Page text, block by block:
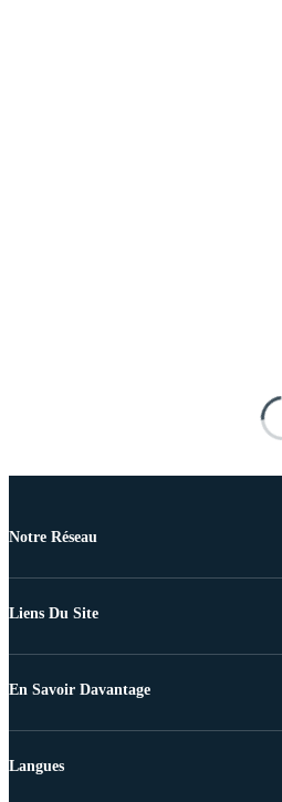
Notre Réseau
Liens Du Site
En Savoir Davantage
Langues